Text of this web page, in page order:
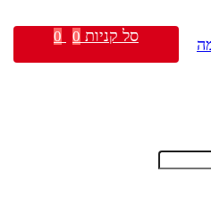
סל קניות 0
0